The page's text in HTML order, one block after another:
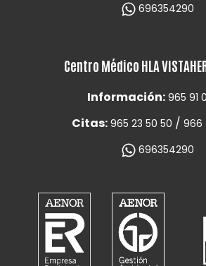
696354290
Centro Médico HLA
Información: 965 91
Citas: 965 23 50 50 / 966
696354290